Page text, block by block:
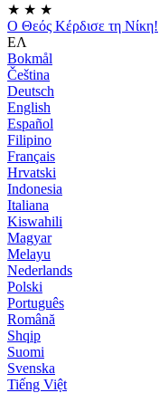
★ ★ ★
Ο Θεός Κέρδισε τη Νίκη!
ΕΛ
Bokmål
Čeština
Deutsch
English
Español
Filipino
Français
Hrvatski
Indonesia
Italiana
Kiswahili
Magyar
Melayu
Nederlands
Polski
Português
Română
Shqip
Suomi
Svenska
Tiếng Việt